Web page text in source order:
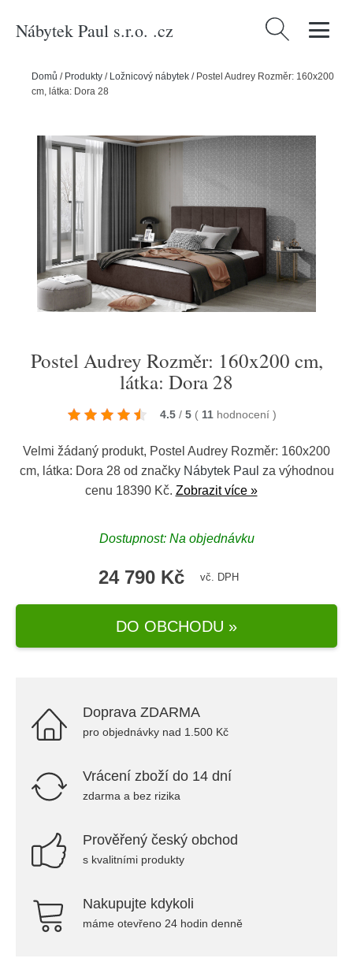
Nábytek Paul s.r.o. .cz Vyhledávání
Domů / Produkty / Ložnicový nábytek / Postel Audrey Rozměr: 160x200
cm, látka: Dora 28
Postel Audrey Rozměr: 160x200 cm,
látka: Dora 28
4.5 / 5 ( 11 hodnocení )
Velmi žádaný produkt, Postel Audrey Rozměr: 160x200
cm, látka: Dora 28 od značky Nábytek Paul za výhodnou
cenu 18390 Kč. Zobrazit více »
Dostupnost: Na objednávku
24 790 Kč vč. DPH
DO OBCHODU »
Doprava ZDARMA
pro objednávky nad 1.500 Kč
Vrácení zboží do 14 dní
zdarma a bez rizika
Prověřený český obchod
s kvalitními produkty
Nakupujte kdykoli
máme otevřeno 24 hodin denně